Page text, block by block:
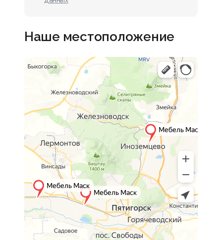
Наше местоположение